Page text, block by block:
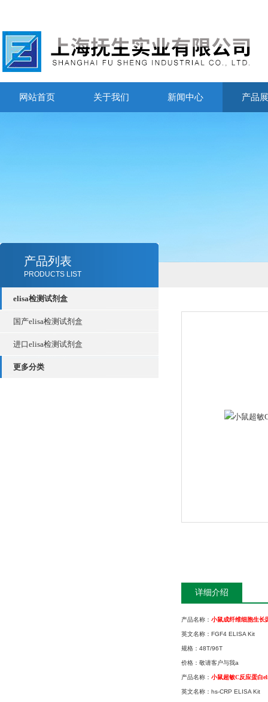
网站首页 关于我们 新闻中心 产品
产品列表
PRODUCTS LIST
elisa检测试剂盒
国产elisa检测试剂盒
进口elisa检测试剂盒
更多分类
详细介绍
产品名称： 小鼠成纤维细胞生长
英文名称：FGF4 ELISA Kit
规格：48T/96T
价格：敬请客户与我a
产品名称： 小鼠超敏C反应蛋白
英文名称：hs-CRP ELISA Kit